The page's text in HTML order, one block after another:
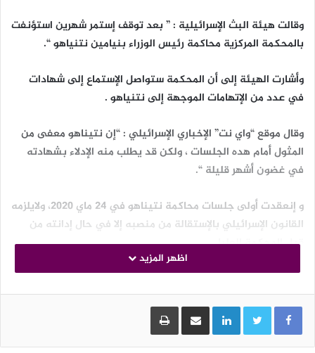
وقالت هيئة البث الإسرائيلية : ” بعد توقف إستمر شهرين استؤنفت
بالمحكمة المركزية محاكمة رئيس الوزراء بنيامين نتنياهو “.
وأشارت الهيئة إلى أن المحكمة ستواصل الإستماع إلى شهادات
في عدد من الإتهامات الموجهة إلى نتنياهو .
وقال موقع “واي نت” الإخباري الإسرائيلي : “إن نتيناهو معفى من
المثول أمام هده الجلسات ، ولكن قد يطلب منه الإدلاء بشهادته
في غضون أشهر قليلة “.
و إنعقدت أولى جلسات محاكمة نتيناهو في 24 ماي 2020، ولايلزمه
القانون الإسرائيلي بالإستقالة من منصبه إلا في حال إدانته من
قبل المحكمة العليا .
بومزبر أسماء
اظهر المزيد
LinkedInمشاركة عبر البريد طباعة